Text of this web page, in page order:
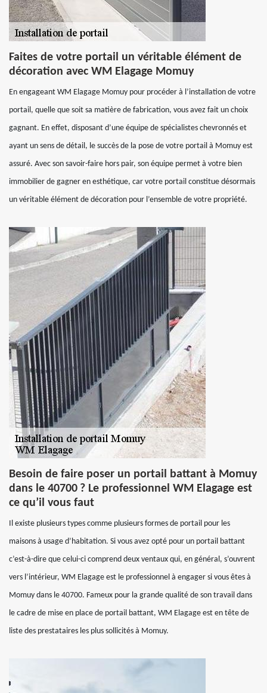
Faites de votre portail un véritable élément de
décoration avec WM Elagage Momuy
En engageant WM Elagage Momuy pour procéder à l’installation de votre
portail, quelle que soit sa matière de fabrication, vous avez fait un choix
gagnant. En effet, disposant d’une équipe de spécialistes chevronnés et
ayant un sens de détail, le succès de la pose de votre portail à Momuy est
assuré. Avec son savoir-faire hors pair, son équipe permet à votre bien
immobilier de gagner en esthétique, car votre portail constitue désormais
un véritable élément de décoration pour l’ensemble de votre propriété.
Besoin de faire poser un portail battant à Momuy
dans le 40700 ? Le professionnel WM Elagage est
ce qu’il vous faut
Il existe plusieurs types comme plusieurs formes de portail pour les
maisons à usage d’habitation. Si vous avez opté pour un portail battant
c’est-à-dire que celui-ci comprend deux ventaux qui, en général, s’ouvrent
vers l’intérieur, WM Elagage est le professionnel à engager si vous êtes à
Momuy dans le 40700. Fameux pour la grande qualité de son travail dans
le cadre de mise en place de portail battant, WM Elagage est en tête de
liste des prestataires les plus sollicités à Momuy.